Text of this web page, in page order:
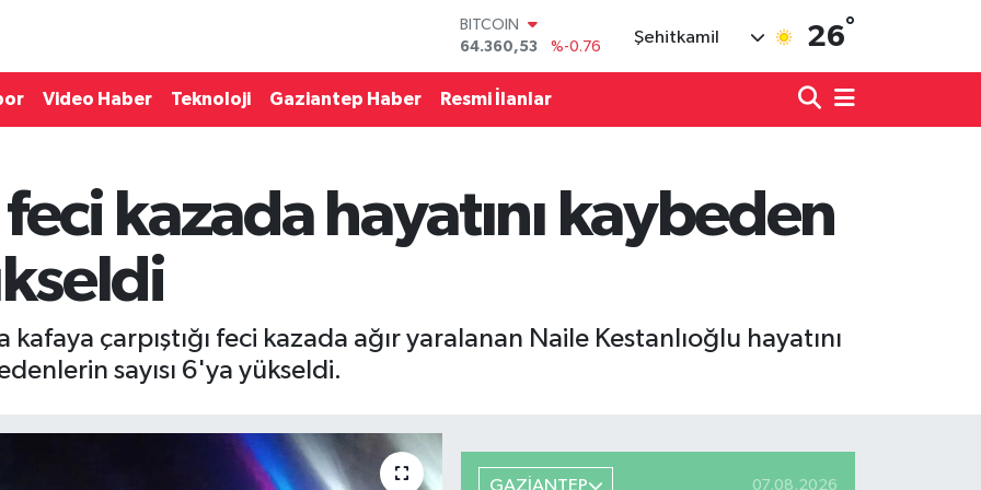
DOLAR
47,7143
%0.16
EURO
55,0317
BİST100
13.799
Şehitkamil 26°
Video Haber Teknoloji Gaziantep Haber Resmi İlanlar
kazada hayatını kaybeden
çarpıştığı feci kazada ağır yaralanan Naile Kestanlıoğlu hayatını
sayısı 6'ya yükseldi.
GAZİANTEP 07.08.2026